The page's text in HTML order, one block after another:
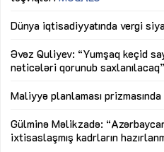
Dünya iqtisadiyyatında vergi
Əvəz Quliyev: “Yumşaq keçid
nəticələri qorunub saxlanılacaq”
Maliyyə planlaması prizmasında
Gülminə Məlikzadə:
ixtisaslaşmış kadrların